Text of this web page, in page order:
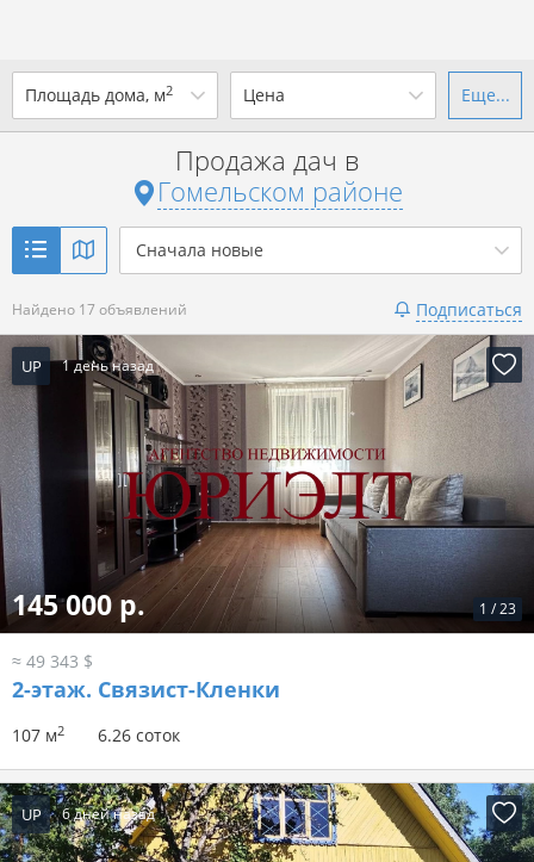
Площадь дома, м2
до
Показать 17 объявлений
Цена
от до
р. за всё
Показать 17 объявлений
Еще...
Продажа дач в
Гомельском районе
Сначала новые
Найдено 17 объявлений Подписаться
UP 1 день назад
1 /23
145 000 р.
≈ 49 343 $
2-этаж. Связист-Кленки
107 м2 6.26 соток
UP 6 дней назад
Ваш город - district Гомельский
Да Выбрать город